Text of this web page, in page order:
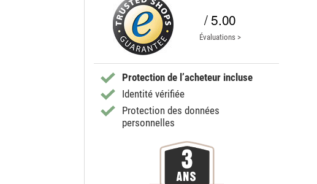
/ 5.00
Évaluations >
Protection de l’acheteur incluse
Identité vérifiée
Protection des données
personnelles